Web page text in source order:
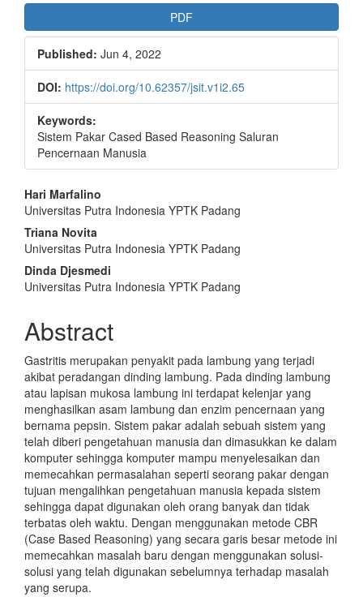
PDF
Published: Jun 4, 2022
DOI: https://doi.org/10.62357/jsit.v1i2.65
Keywords:
Sistem Pakar Cased Based Reasoning Saluran
Pencernaan Manusia
Main
Article
Content
Hari Marfalino
Universitas Putra Indonesia YPTK Padang
Triana Novita
Universitas Putra Indonesia YPTK Padang
Dinda Djesmedi
Universitas Putra Indonesia YPTK Padang
Abstract
Gastritis merupakan penyakit pada lambung yang terjadi
akibat peradangan dinding lambung. Pada dinding lambung
atau lapisan mukosa lambung ini terdapat kelenjar yang
menghasilkan asam lambung dan enzim pencernaan yang
bernama pepsin. Sistem pakar adalah sebuah sistem yang
telah diberi pengetahuan manusia dan dimasukkan ke dalam
komputer sehingga komputer mampu menyelesaikan dan
memecahkan permasalahan seperti seorang pakar dengan
tujuan mengalihkan pengetahuan manusia kepada sistem
sehingga dapat digunakan oleh orang banyak dan tidak
terbatas oleh waktu. Dengan menggunakan metode CBR
(Case Based Reasoning) yang secara garis besar metode ini
memecahkan masalah baru dengan menggunakan solusi-
solusi yang telah digunakan sebelumnya terhadap masalah
yang serupa.